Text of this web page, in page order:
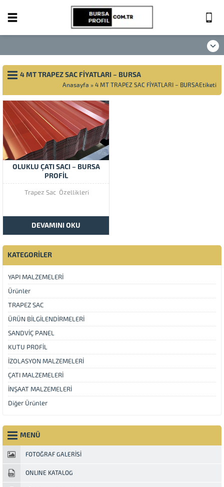
4 MT TRAPEZ SAC FİYATLARI – BURSA
Anasayfa » 4 MT TRAPEZ SAC FİYATLARI – BURSAEtiketi
OLUKLU ÇATI SACI – BURSA
PROFİL
Trapez Sac Özellikleri
DEVAMINI OKU
KATEGORİLER
YAPI MALZEMELERİ
Ürünler
TRAPEZ SAC
ÜRÜN BİLGİLENDİRMELERİ
SANDVİÇ PANEL
KUTU PROFİL
İZOLASYON MALZEMELERİ
ÇATI MALZEMELERİ
İNŞAAT MALZEMELERİ
Diğer Ürünler
MENÜ
FOTOĞRAF GALERİSİ
ONLINE KATALOG